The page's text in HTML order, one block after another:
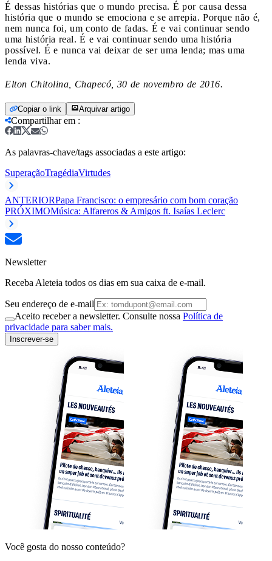
É dessas histórias que o mundo precisa. É por causa dessa
história que o mundo se emociona e se arrepia. Porque não é,
nem nunca foi, um conto de fadas. É e vai continuar sendo
uma história real. É e vai continuar sendo uma história
possível. É e nunca vai deixar de ser uma lenda; mas uma
lenda viva.
Elton Chitolina, Chapecó, 30 de novembro de 2016.
Copiar o link Arquivar artigo
Compartilhar em :
As palavras-chave/tags associadas a este artigo:
SuperaçãoTragédiaVirtudes
ANTERIORPapa Francisco: o empresário com bom coração
PRÓXIMOMúsica: Alfareros & Amigos ft. Isaías Leclerc
Newsletter
Receba Aleteia todos os dias em sua caixa de e-mail.
Seu endereço de e-mail
Aceito receber a newsletter. Consulte nossa Política de
privacidade para saber mais.
Inscrever-se
Você gosta do nosso conteúdo?